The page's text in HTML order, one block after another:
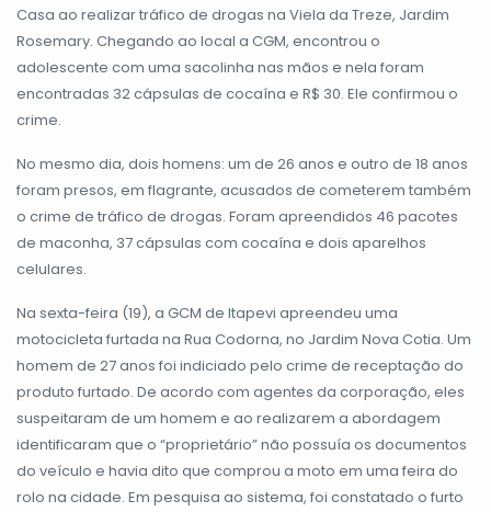
Casa ao realizar tráfico de drogas na Viela da Treze, Jardim
Rosemary. Chegando ao local a CGM, encontrou o
adolescente com uma sacolinha nas mãos e nela foram
encontradas 32 cápsulas de cocaína e R$ 30. Ele confirmou o
crime.
No mesmo dia, dois homens: um de 26 anos e outro de 18 anos
foram presos, em flagrante, acusados de cometerem também
o crime de tráfico de drogas. Foram apreendidos 46 pacotes
de maconha, 37 cápsulas com cocaína e dois aparelhos
celulares.
Na sexta-feira (19), a GCM de Itapevi apreendeu uma
motocicleta furtada na Rua Codorna, no Jardim Nova Cotia. Um
homem de 27 anos foi indiciado pelo crime de receptação do
produto furtado. De acordo com agentes da corporação, eles
suspeitaram de um homem e ao realizarem a abordagem
identificaram que o “proprietário” não possuía os documentos
do veículo e havia dito que comprou a moto em uma feira do
rolo na cidade. Em pesquisa ao sistema, foi constatado o furto